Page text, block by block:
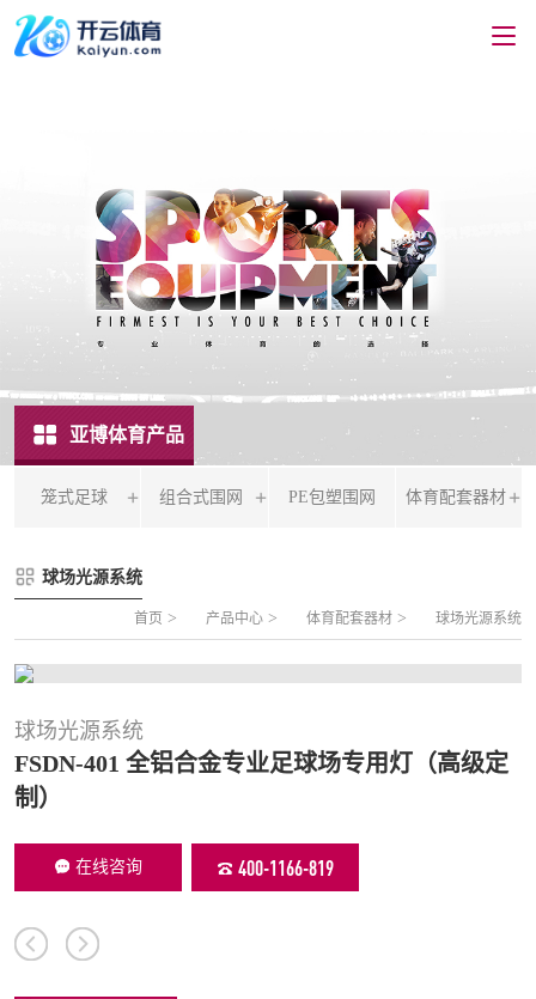
亚博体育产品
笼式足球
FLZ-B 夹芯板笼式足球
FLZ-C 半格栅笼式足球
FLZ-D PE包塑笼式足球
组合式围网
片装组合式围网
PE包塑围网 体育配套器材
球场光源系统
首页 > 产品中心 > 体育配套器材 > 球场光源系统
球场光源系统
FSDN-401 全铝合金专业足球场专用灯（高级定
制）
在线咨询 400-1166-819